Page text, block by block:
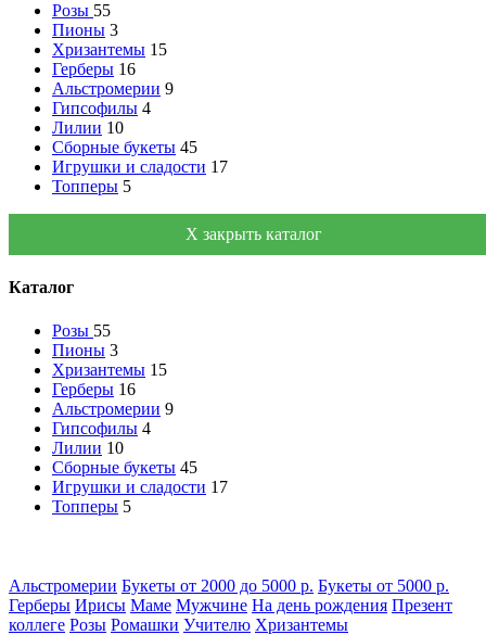
Розы 55
Пионы 3
Хризантемы 15
Герберы 16
Альстромерии 9
Гипсофилы 4
Лилии 10
Сборные букеты 45
Игрушки и сладости 17
Топперы 5
X закрыть каталог
Каталог
Розы 55
Пионы 3
Хризантемы 15
Герберы 16
Альстромерии 9
Гипсофилы 4
Лилии 10
Сборные букеты 45
Игрушки и сладости 17
Топперы 5
Альстромерии Букеты от 2000 до 5000 р. Букеты от 5000 р.
Герберы Ирисы Маме Мужчине На день рождения Презент
коллеге Розы Ромашки Учителю Хризантемы